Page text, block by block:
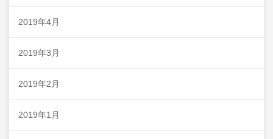
2019年4月
2019年3月
2019年2月
2019年1月